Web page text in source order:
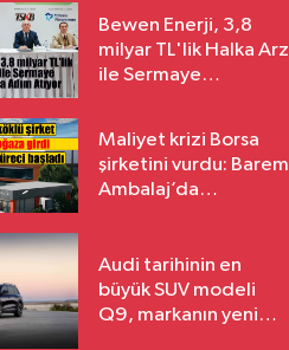
Bewen Enerji, 3,8
milyar TL'lik Halka Arz
ile Sermaye
Maliyet krizi Borsa
şirketini vurdu: Barem
Ambalaj’da
Audi tarihinin en
büyük SUV modeli
Q9, markanın yeni